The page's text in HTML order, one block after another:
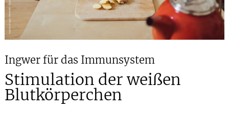
Ingwer für das Immunsystem
Stimulation der weißen
Blutkörperchen